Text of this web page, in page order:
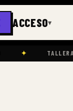
ACCESO▾
TALLERA CASA PIL